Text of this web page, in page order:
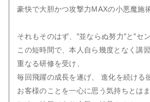
豪快で大胆かつ攻撃力MAXの小悪魔施
それもそのはず、”並ならぬ努力”と”セ
この短時間で、本人自ら幾度となく講
重なる研修を受け、
毎回飛躍の成長を遂げ、 進化を続ける
お客様のことを一心に思う気持ちとは